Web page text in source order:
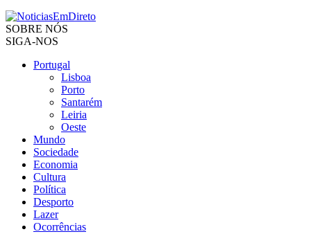
SOBRE NÓS
SIGA-NOS
Portugal
Lisboa
Porto
Santarém
Leiria
Oeste
Mundo
Sociedade
Economia
Cultura
Política
Desporto
Lazer
Ocorrências